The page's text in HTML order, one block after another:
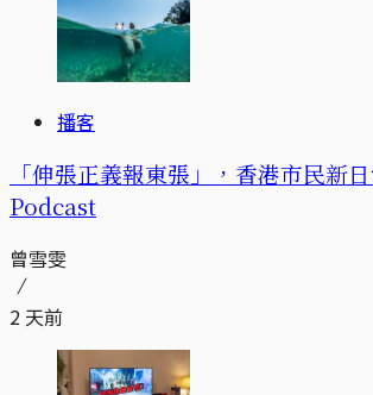
播客
「伸張正義報東張」，香港市民新
Podcast
曾雪雯
2 天前